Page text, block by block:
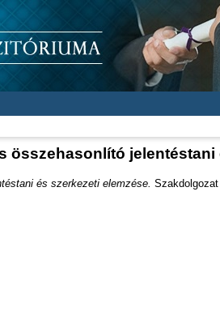
összehasonlító jelentéstani
és szerkezeti elemzése.